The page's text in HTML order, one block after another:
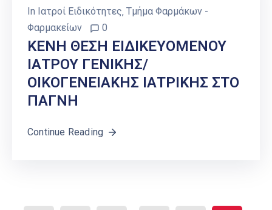
In Ιατροί Ειδικότητες‚ Τμήμα Φαρμάκων -
Φαρμακείων
0
ΚΕΝΗ ΘΕΣΗ ΕΙΔΙΚΕΥΟΜΕΝΟΥ
ΙΑΤΡΟΥ ΓΕΝΙΚΗΣ/
ΟΙΚΟΓΕΝΕΙΑΚΗΣ ΙΑΤΡΙΚΗΣ ΣΤΟ
ΠΑΓΝΗ
Continue Reading